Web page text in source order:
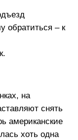
обратиться – к
на
снять
американские
хоть одна